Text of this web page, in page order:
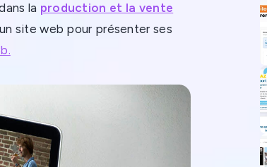
la production et la vente
site web pour présenter ses